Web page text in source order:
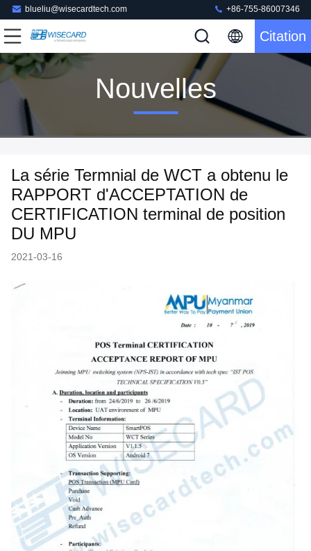
blueliu@wisecardtech.com +86-755-86007346
Citation
Nouvelles
La série Termnial de WCT a obtenu le
RAPPORT d'ACCEPTATION de
CERTIFICATION terminal de position
DU MPU
2021-03-16